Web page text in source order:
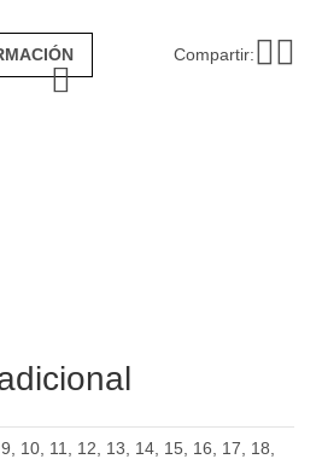
Compartir:
,9 10 11 12 13 14 15 16 17 18